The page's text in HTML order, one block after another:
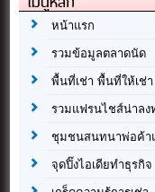
หน้าแรก
รวมข้อมูลตลาดนัด
พื้นที่เช่า พื้นที่ให้เช่า
รวมแฟรนไชส์น่าลง
ชุมชนสนทนาพ่อค้า
จุดปิ๊งไอเดียทำธุรกิจ